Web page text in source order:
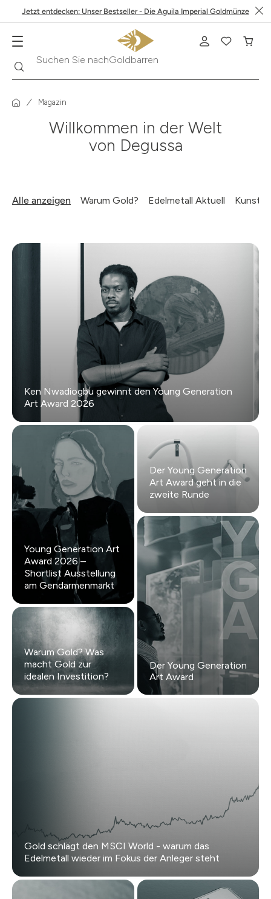
Jetzt entdecken: Unser Bestseller - Die Aguila Imperial Goldmünze
Suchen Sie nach
Krügerrand
Magazin
Willkommen in der Welt
von Degussa
Alle anzeigen Warum Gold? Edelmetall Aktuell Kunst
Ken Nwadiogbu gewinnt den Young Generation
Art Award 2026
Young Generation Art
Award 2026 –
Shortlist Ausstellung
am Gendarmenmarkt
Der Young Generation
Art Award geht in die
zweite Runde
Der Young Generation
Art Award
Warum Gold? Was
macht Gold zur
idealen Investition?
Gold schlägt den MSCI World - warum das
Edelmetall wieder im Fokus der Anleger steht